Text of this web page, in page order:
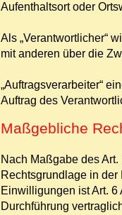
Aufenthaltsort oder
Als „Verantwortlicher“
mit anderen über die
„Auftragsverarbeiter“
Auftrag des
Maßgebliche
Nach Maßgabe des
Rechtsgrundlage in
Einwilligungen ist Art. 6
Durchführung